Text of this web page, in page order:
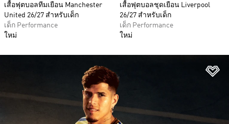
เสื้อฟุตบอลทีมเยือน Manchester
United 26/27 สำหรับเด็ก
เด็ก Performance
ใหม่
เสื้อฟุตบอลชุดเยือน Liverpool
26/27 สำหรับเด็ก
เด็ก Performance
ใหม่